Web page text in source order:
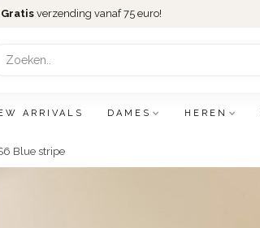
Gratis verzending vanaf 75 euro!
ARRIVALS DAMES HEREN
Blue stripe